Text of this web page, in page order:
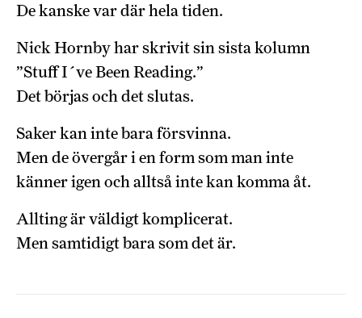
De kanske var där hela tiden.
Nick Hornby har skrivit sin sista kolumn
”Stuff I´ve Been Reading.”
Det börjas och det slutas.
Saker kan inte bara försvinna.
Men de övergår i en form som man inte
känner igen och alltså inte kan komma åt.
Allting är väldigt komplicerat.
Men samtidigt bara som det är.